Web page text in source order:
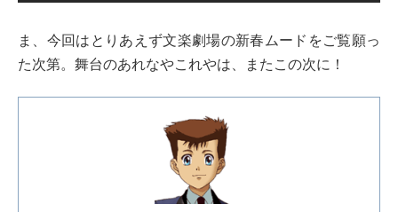
ま、今回はとりあえず文楽劇場の新春ムードをご覧願っ
た次第。舞台のあれなやこれやは、またこの次に！